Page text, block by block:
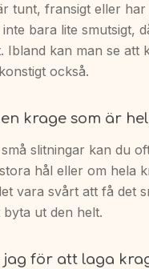
tunt, fransigt eller har
bara lite smutsigt,
Ibland kan man se att
också.
krage som är
slitningar kan du
hål eller om hela
vara svårt att få det
ut den helt.
jag för att laga